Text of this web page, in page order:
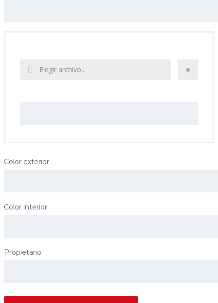
Elegir archivo...
Color exterior
Color interior
Propietario